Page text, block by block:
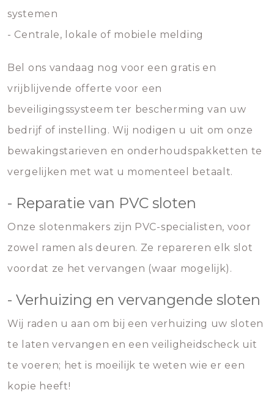
systemen
- Centrale, lokale of mobiele melding
Bel ons vandaag nog voor een gratis en
vrijblijvende offerte voor een
beveiligingssysteem ter bescherming van uw
bedrijf of instelling. Wij nodigen u uit om onze
bewakingstarieven en onderhoudspakketten te
vergelijken met wat u momenteel betaalt.
- Reparatie van PVC sloten
Onze slotenmakers zijn PVC-specialisten, voor
zowel ramen als deuren. Ze repareren elk slot
voordat ze het vervangen (waar mogelijk).
- Verhuizing en vervangende sloten
Wij raden u aan om bij een verhuizing uw sloten
te laten vervangen en een veiligheidscheck uit
te voeren; het is moeilijk te weten wie er een
kopie heeft!